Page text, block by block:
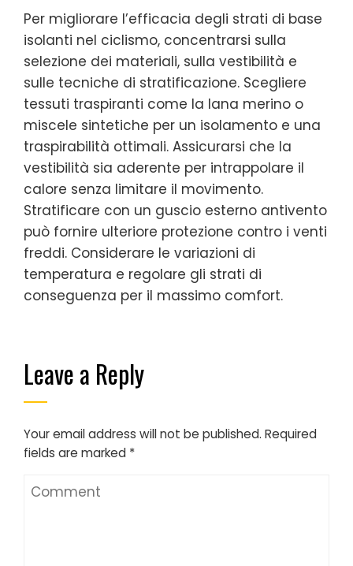
Per migliorare l’efficacia degli strati di base
isolanti nel ciclismo, concentrarsi sulla
selezione dei materiali, sulla vestibilità e
sulle tecniche di stratificazione. Scegliere
tessuti traspiranti come la lana merino o
miscele sintetiche per un isolamento e una
traspirabilità ottimali. Assicurarsi che la
vestibilità sia aderente per intrappolare il
calore senza limitare il movimento.
Stratificare con un guscio esterno antivento
può fornire ulteriore protezione contro i venti
freddi. Considerare le variazioni di
temperatura e regolare gli strati di
conseguenza per il massimo comfort.
Leave a Reply
Your email address will not be published. Required
fields are marked *